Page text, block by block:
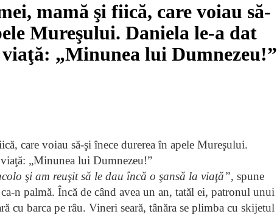
mamă şi fiică, care voiau să-
Mureşului. Daniela le-a dat
viaţă: „Minunea lui Dumnezeu!”
şi am reuşit să le dau încă o şansă la viaţă”, spune
n palmă. Încă de când avea un an, tatăl ei, patronul unui
cu barca pe râu. Vineri seară, tânăra se plimba cu skijetul